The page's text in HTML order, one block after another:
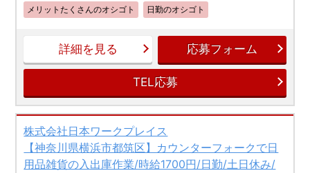
メリットたくさんのオシゴト 日勤のオシゴト
詳細を見る 応募フォーム
TEL応募
株式会社日本ワークプレイス
【神奈川県横浜市都筑区】カウンターフォークで日
用品雑貨の入出庫作業/時給1700円/日勤/土日休み/